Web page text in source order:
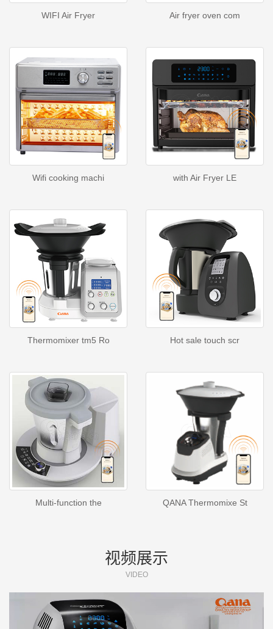
WIFI Air Fryer Air fryer oven com
Wifi cooking machi with Air Fryer LE
Thermomixer tm5 Ro Hot sale touch scr
Multi-function the QANA Thermomixe St
视频展示
VIDEO